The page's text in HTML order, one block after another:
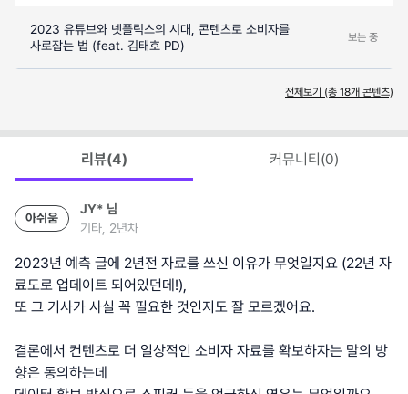
2023 유튜브와 넷플릭스의 시대, 콘텐츠로 소비자를
사로잡는 법 (feat. 김태호 PD)
보는 중
전체보기 (총 18개 콘텐츠)
리뷰(4) 커뮤니티(0)
아쉬움
JY* 님
기타, 2년차
2023년 예측 글에 2년전 자료를 쓰신 이유가 무엇일지요 (22년 자
료도로 업데이트 되어있던데!),
또 그 기사가 사실 꼭 필요한 것인지도 잘 모르겠어요.
결론에서 컨텐츠로 더 일상적인 소비자 자료를 확보하자는 말의 방
향은 동의하는데